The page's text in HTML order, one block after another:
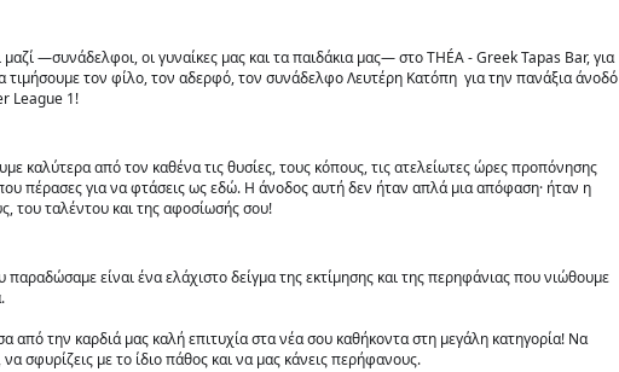
—συνάδελφοι, οι γυναίκες μας και τα παιδάκια μας— στο THÉA - Greek Tapas Bar, για
τιμήσουμε τον φίλο, τον αδερφό, τον συνάδελφο Λευτέρη Κατόπη για την πανάξια άνοδό
League 1!
καλύτερα από τον καθένα τις θυσίες, τους κόπους, τις ατελείωτες ώρες προπόνησης
που πέρασες για να φτάσεις ως εδώ. Η άνοδος αυτή δεν ήταν απλά μια απόφαση· ήταν η
του ταλέντου και της αφοσίωσής σου!
είναι ένα ελάχιστο δείγμα της εκτίμησης και της περηφάνιας που νιώθουμε
από την καρδιά μας καλή επιτυχία στα νέα σου καθήκοντα στη μεγάλη κατηγορία! Να
να σφυρίζεις με το ίδιο πάθος και να μας κάνεις περήφανους.